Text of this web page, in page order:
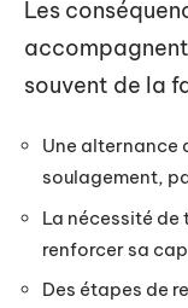
Les
souvent de la
Une alternance
soulagement,
La nécessité de
renforcer sa
Des étapes de